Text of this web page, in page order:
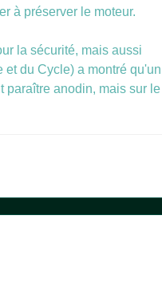
à préserver le moteur.
la sécurité, mais aussi
du Cycle) a montré qu'un
paraître anodin, mais sur le